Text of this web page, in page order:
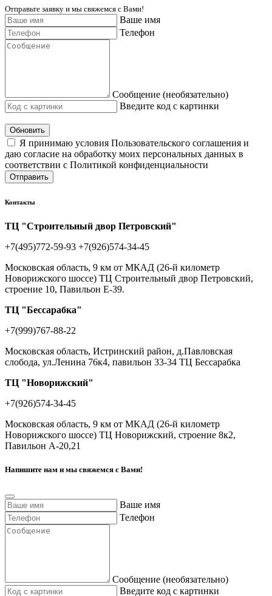
Отправьте заявку и мы свяжемся с Вами!
Ваше имя
Телефон
Сообщение (необязательно)
Введите код с картинки
Обновить
Я принимаю условия Пользовательского соглашения и
даю согласие на обработку моих персональных данных в
соответствии с Политикой конфиденциальности
Отправить
Контакты
ТЦ "Строительный двор Петровский"
+7(495)772-59-93 +7(926)574-34-45
Московская область, 9 км от МКАД (26-й километр
Новорижского шоссе) ТЦ Строительный двор Петровский,
строение 10, Павильон Е-39.
ТЦ "Бессарабка"
+7(999)767-88-22
Московская область, Истринский район, д.Павловская
слобода, ул.Ленина 76к4, павильон 33-34 ТЦ Бессарабка
ТЦ "Новорижский"
+7(926)574-34-45
Московская область, 9 км от МКАД (26-й километр
Новорижского шоссе) ТЦ Новорижский, строение 8к2,
Павильон А-20,21
Напишите нам и мы свяжемся с Вами!
Ваше имя
Телефон
Сообщение (необязательно)
Введите код с картинки